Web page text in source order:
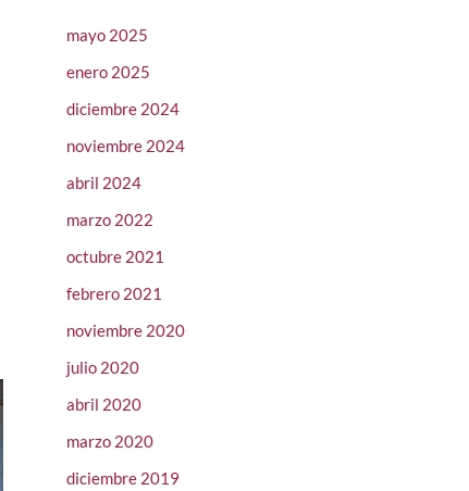
mayo 2025
enero 2025
diciembre 2024
noviembre 2024
abril 2024
marzo 2022
octubre 2021
febrero 2021
noviembre 2020
julio 2020
abril 2020
marzo 2020
diciembre 2019